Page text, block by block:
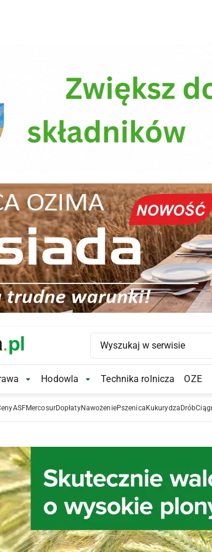
Submenu
Uprawa Submenu
Hodowla Hodowla Submenu
Technika rolnicza OZE
ASFMercosurDopłatyNawożeniePszenica Kukurydza Drób